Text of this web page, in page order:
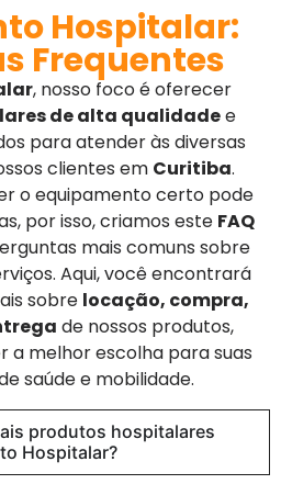
Hospitalar:
Frequentes
, nosso foco é oferecer
de alta qualidadee
para atender às diversas
clientes em Curitiba.
o equipamento certo pode
por isso, criamos este FAQ
mais comuns sobre
Aqui, você encontrará
sobre locação, compra,
de nossos produtos,
a melhor escolha para suas
saúde e mobilidade.
produtos hospitalares
Hospitalar?